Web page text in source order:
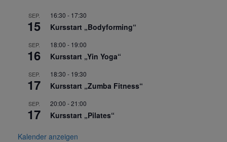
SEP.
15
16:30 - 17:30
Kursstart „Bodyforming“
SEP.
16
18:00 - 19:00
Kursstart „Yin Yoga“
SEP.
17
18:30 - 19:30
Kursstart „Zumba Fitness“
SEP.
17
20:00 -21:00
Kursstart „Pilates“
Kalender anzeigen